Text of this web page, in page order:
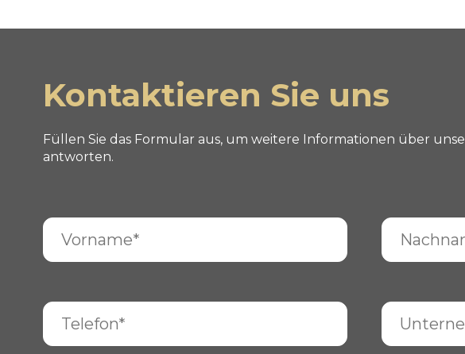
Kontaktieren Sie uns
Füllen Sie das Formular aus, um weitere Informationen über
antworten.